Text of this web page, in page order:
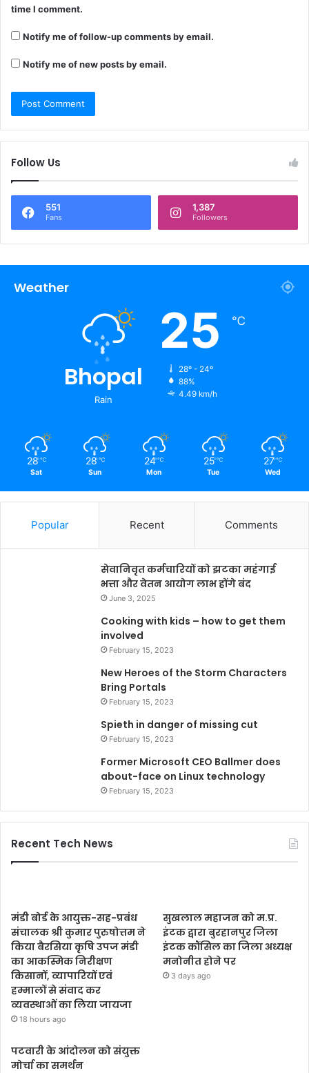
time I comment.
Notify me of follow-up comments by email.
Notify me of new posts by email.
Follow Us
551
Fans
1,387
Followers
Weather
Bhopal
Rain
25 ℃
28º - 24º
88%
4.49 km/h
28 ℃
Sat
28 ℃
Sun
24 ℃
Mon
25 ℃
Tue
27 ℃
Wed
Popular Recent Comments
सेवानिवृत कर्मचारियों को झटका महंगाई
भत्ता और वेतन आयोग लाभ होंगे बंद
June 3, 2025
Cooking with kids – how to get them
involved
February 15, 2023
New Heroes of the Storm Characters
Bring Portals
February 15, 2023
Spieth in danger of missing cut
February 15, 2023
Former Microsoft CEO Ballmer does
about-face on Linux technology
February 15, 2023
Recent Tech News
मंडी बोर्ड के आयुक्त-सह-प्रबंध
संचालक श्री कुमार पुरुषोत्तम ने
किया बैरसिया कृषि उपज मंडी
का आकस्मिक निरीक्षण
किसानों, व्यापारियों एवं
हम्मालों से संवाद कर
व्यवस्थाओं का लिया जायजा
18 hours ago
सुखलाल महाजन को म.प्र.
इंटक द्वारा बुरहानपुर जिला
इंटक कौंसिल का जिला अध्यक्ष
मनोनीत होने पर
3 days ago
पटवारी के आंदोलन को संयुक्त
मोर्चा का समर्थन